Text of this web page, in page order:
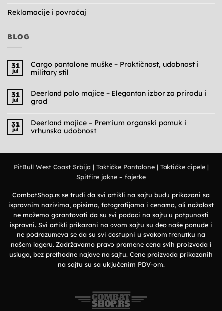
Reklamacije i povraćaj
BLOG
31
jul
Cargo pantalone muške – Praktičnost, udobnost i
military stil
na
Cargo
pantalone
muške
Praktičnost,
udobnost
i
military
31
jul
Deerland polo majice – Elegantan izbor za prirodu i
grad
na
Deerland
polo
izbor
prirodu
i
31
jul
Deerland majice – Premium organski pamuk i
vrhunska udobnost
–
vrhunska
udobnost
PitBull West Coast Srbija | Taktičke Pantalone| Taktičke cipele|
Spitfire jakne – fajerke
CombatShop.rs se trudi da svi artikli na sajtu budu prikazani sa
ispravnim nazivima, opisima, fotografijama i cenama, ali nažalost
ne možemo garantovati da su svi podaci na sajtu u potpunosti
ispravni. Svi artikli prikazani na ovom sajtu su deo naše ponude i
ne podrazumeva se da su svi dostupni u svakom trenutku na
našem lageru. Zadržavamo pravo promene cena svih proizvoda i
usluga, bez prethodne najave na sajtu. Cene proizvoda prikazanih
na sajtu su sa uključenim PDV-om.